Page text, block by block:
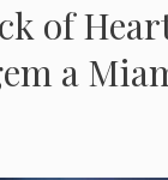
of
a